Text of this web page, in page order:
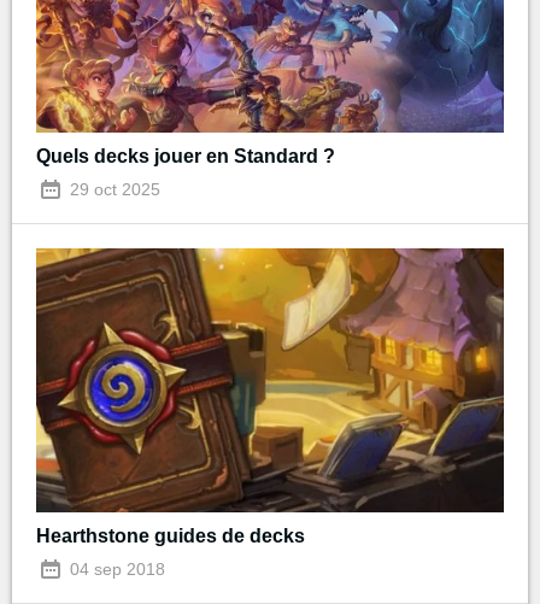
Quels decks jouer en Standard ?
29 oct 2025
Hearthstone guides de decks
04 sep 2018